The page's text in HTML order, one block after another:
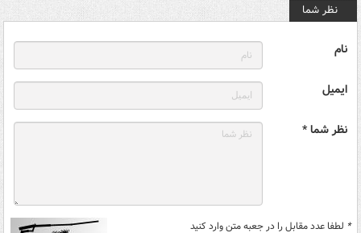
نظر شما
نام
ایمیل
نظر شما *
* لطفا عدد مقابل را در جعبه متن وارد کنید